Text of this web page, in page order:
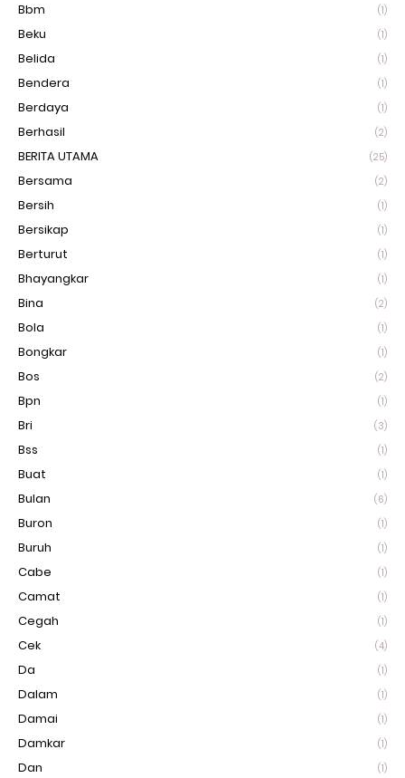
Bbm (1)
Beku (1)
Belida (1)
Bendera (1)
Berdaya (1)
Berhasil (2)
BERITA UTAMA (25)
Bersama (2)
Bersih (1)
Bersikap (1)
Berturut (1)
Bhayangkar (1)
Bina (2)
Bola (1)
Bongkar (1)
Bos (2)
Bpn (1)
Bri (3)
Bss (1)
Buat (1)
Bulan (6)
Buron (1)
Buruh (1)
Cabe (1)
Camat (1)
Cegah (1)
Cek (4)
Da (1)
Dalam (1)
Damai (1)
Damkar (1)
Dan (1)